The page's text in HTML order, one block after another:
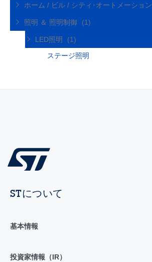
ホーム / ビル / シティ･オートメーション
照明 ＆ 照明制御 (1)
LED照明
(1)
ステージ照明
STについて
基本情報
投資家情報（IR）